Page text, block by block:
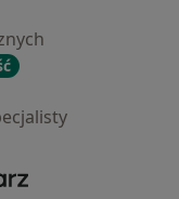
- Strona główna